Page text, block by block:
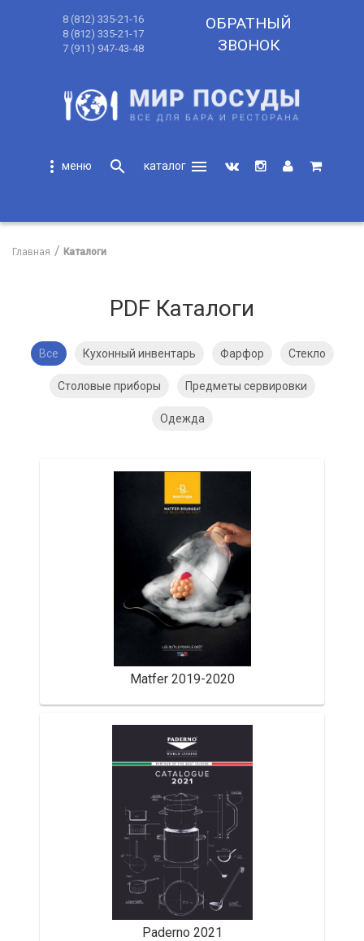
8 (812) 335-21-16
8 (812) 335-21-17
7 (911) 947-43-48
ОБРАТНЫЙ
ЗВОНОК
more_vert search
menu
Главная Каталоги
PDF Каталоги
Все Кухонный инвентарь Фарфор Стекло
Столовые приборы Предметы сервировки
Одежда
Matfer 2019-2020
Paderno 2021